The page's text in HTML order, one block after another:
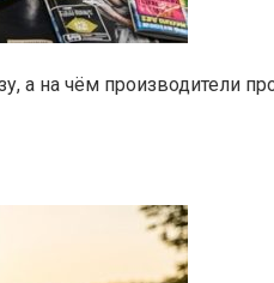
а на чём производители